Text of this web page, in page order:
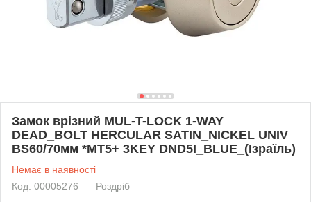
Замок врізний MUL-T-LOCK 1-WAY
DEAD_BOLT HERCULAR SATIN_NICKEL UNIV
BS60/70мм *MT5+ 3KEY DND5I_BLUE_(Ізраїль)
Немає в наявності
Код: 00005276
Роздріб